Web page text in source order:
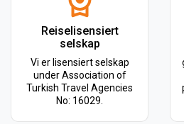
Reiselisensiert
selskap
Vi er lisensiert selskap
under Association of
Turkish Travel Agencies
No: 16029.